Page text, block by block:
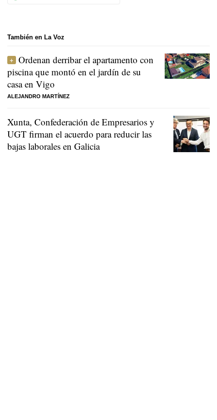
También en La Voz
Ordenan derribar el apartamento con
piscina que montó en el jardín de su
casa en Vigo
ALEJANDRO MARTÍNEZ
Xunta, Confederación de Empresarios y
UGT firman el acuerdo para reducir las
bajas laborales en Galicia